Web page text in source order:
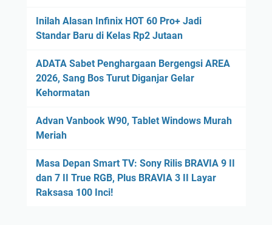
Inilah Alasan Infinix HOT 60 Pro+ Jadi
Standar Baru di Kelas Rp2 Jutaan
ADATA Sabet Penghargaan Bergengsi AREA
2026, Sang Bos Turut Diganjar Gelar
Kehormatan
Advan Vanbook W90, Tablet Windows Murah
Meriah
Masa Depan Smart TV: Sony Rilis BRAVIA 9 II
dan 7 II True RGB, Plus BRAVIA 3 II Layar
Raksasa 100 Inci!